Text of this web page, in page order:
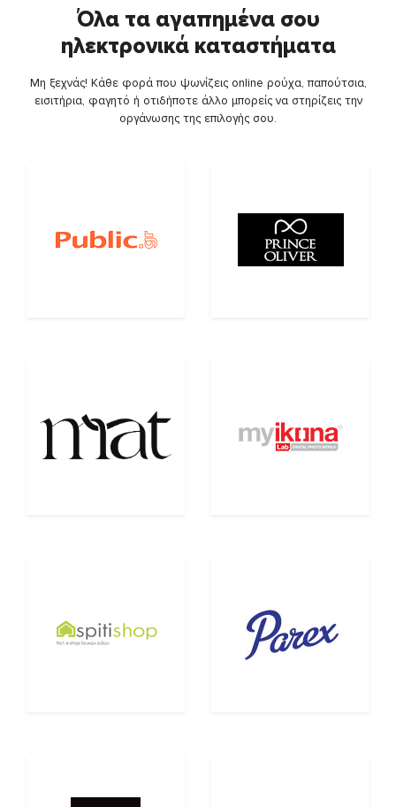
Όλα τα αγαπημένα σου
ηλεκτρονικά καταστήματα
Μη ξεχνάς! Κάθε φορά που ψωνίζεις online ρούχα, παπούτσια,
εισιτήρια, φαγητό ή οτιδήποτε άλλο μπορείς να στηρίζεις την
οργάνωσης της επιλογής σου.